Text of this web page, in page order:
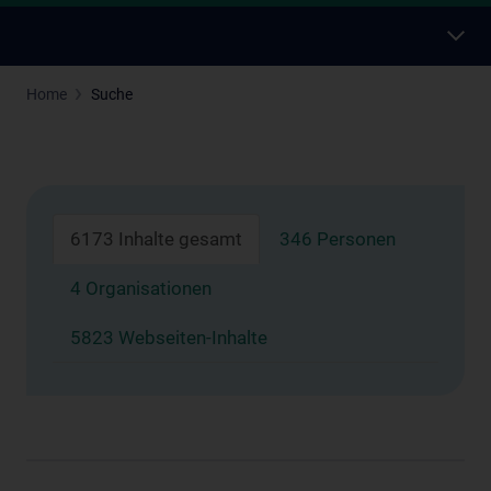
Home Suche
6173 Inhalte gesamt 346 Personen
4 Organisationen
5823 Webseiten-Inhalte